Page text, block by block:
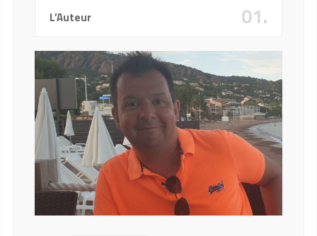
L’Auteur 01.